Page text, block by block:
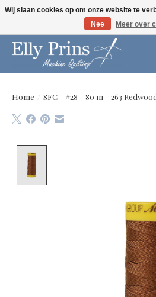
Let op: gewijzigde openingstijden!
Home / SFC - #28 - 80 m - 263
Wij slaan cookies op om onze website te
Nee
Meer over